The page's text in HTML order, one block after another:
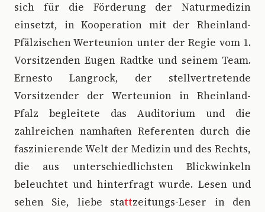
sich für die Förderung der Naturmedizin
einsetzt, in Kooperation mit der Rheinland-
Pfälzischen Werteunion unter der Regie vom 1.
Vorsitzenden Eugen Radtke und seinem Team.
Ernesto Langrock, der stellvertretende
Vorsitzender der Werteunion in Rheinland-
Pfalz begleitete das Auditorium und die
zahlreichen namhaften Referenten durch die
faszinierende Welt der Medizin und des Rechts,
die aus unterschiedlichsten Blickwinkeln
beleuchtet und hinterfragt wurde. Lesen und
sehen Sie, liebe stattzeitungs-Leser in den